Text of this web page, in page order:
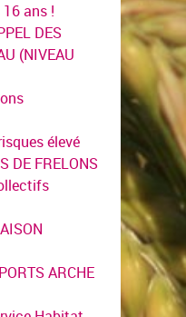
ans !
DES
(NIVEAU
élevé
DE FRELONS
ARCHE